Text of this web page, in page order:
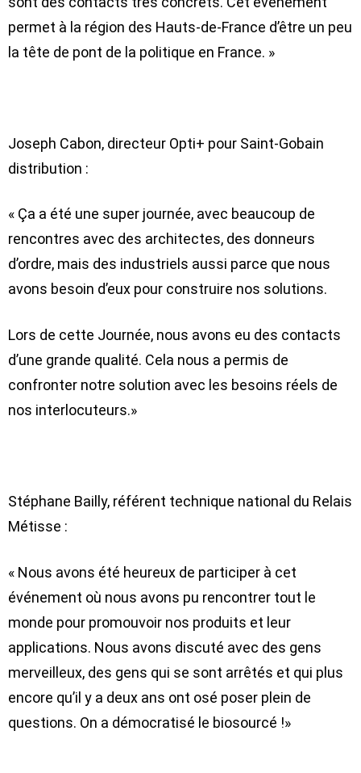
permet à la région des Hauts-de-France d’être un peu
la tête de pont de la politique en France. »
Joseph Cabon, directeur Opti+ pour Saint-Gobain
distribution :
« Ça a été une super journée, avec beaucoup de
rencontres avec des architectes, des donneurs
d’ordre, mais des industriels aussi parce que nous
avons besoin d’eux pour construire nos solutions.
Lors de cette Journée, nous avons eu des contacts
d’une grande qualité. Cela nous a permis de
confronter notre solution avec les besoins réels de
nos interlocuteurs.»
Stéphane Bailly, référent technique national du Relais
Métisse :
« Nous avons été heureux de participer à cet
événement où nous avons pu rencontrer tout le
monde pour promouvoir nos produits et leur
applications. Nous avons discuté avec des gens
merveilleux, des gens qui se sont arrêtés et qui plus
encore qu’il y a deux ans ont osé poser plein de
questions. On a démocratisé le biosourcé !»